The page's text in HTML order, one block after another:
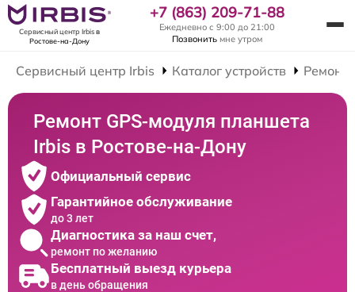
Сервисный центр Irbisв
Ростове-на-Дону
+7 (863) 209-71-88
Ежедневно с 9:00 до 21:00
Позвонить мне утром
Сервисный центр Irbis Каталог устройств Ремонт
Ремонт GPS-модуля планшета
Irbis в Ростове-на-Дону
Официальный сервис
Гарантийное обслуживание
до 3 лет
Диагностика за наш счет,
ремонт по желанию
Бесплатный выезд курьера
в день обращения